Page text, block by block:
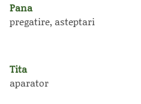
Pana
pregatire, asteptari
Tita
aparator